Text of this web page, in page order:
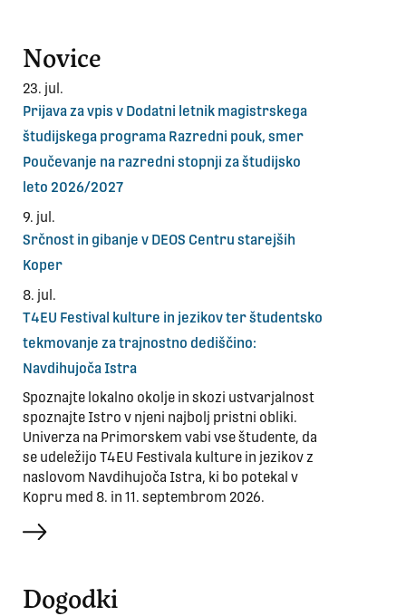
Novice
23. jul.
Prijava za vpis v Dodatni letnik magistrskega
študijskega programa Razredni pouk, smer
Poučevanje na razredni stopnji za študijsko
leto 2026/2027
9. jul.
Srčnost in gibanje v DEOS Centru starejših
Koper
8. jul.
T4EU Festival kulture in jezikov ter študentsko
tekmovanje za trajnostno dediščino:
Navdihujoča Istra
Spoznajte lokalno okolje in skozi ustvarjalnost
spoznajte Istro v njeni najbolj pristni obliki.
Univerza na Primorskem vabi vse študente, da
se udeležijo T4EU Festivala kulture in jezikov z
naslovom Navdihujoča Istra, ki bo potekal v
Kopru med 8. in 11. septembrom 2026.
več
Dogodki